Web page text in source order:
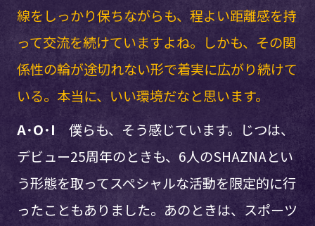
線をしっかり保ちながらも、程よい距離感を持
って交流を続けていますよね。しかも、その関
係性の輪が途切れない形で着実に広がり続けて
いる。本当に、いい環境だなと思います。
A･O･I僕らも、そう感じています。じつは、
デビュー25周年のときも、6人のSHAZNAとい
う形態を取ってスペシャルな活動を限定的に行
ったこともありました。あのときは、スポーツ